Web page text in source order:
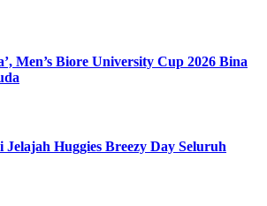
Men’s Biore University Cup 2026 Bina
Huggies Breezy Day Seluruh